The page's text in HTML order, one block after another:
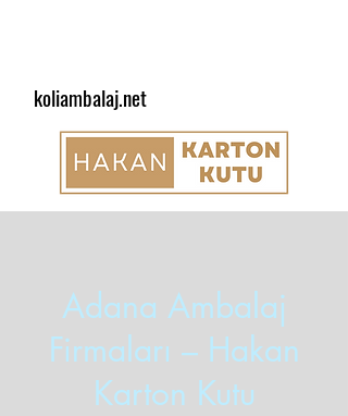
koliambalaj.net
Adana Ambalaj
Firmaları – Hakan
Karton Kutu